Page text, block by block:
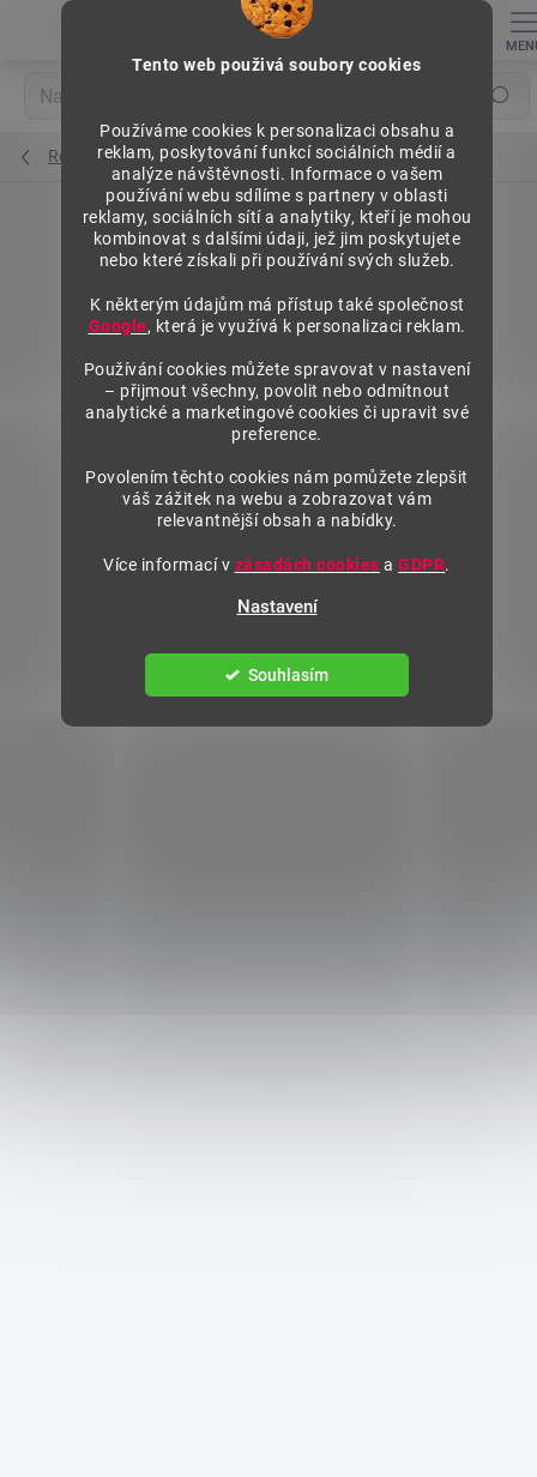
Tento web použivá soubory cookies
Používáme cookies k personalizaci obsahu a
reklam, poskytování funkcí sociálních médií a
analýze návštěvnosti. Informace o vašem
používání webu sdílíme s partnery v oblasti
reklamy, sociálních sítí a analytiky, kteří je mohou
kombinovat s dalšími údaji, jež jim poskytujete
nebo které získali při používání svých služeb.
K některým údajům má přístup také společnost
Google, která je využívá k personalizaci reklam.
Používání cookies můžete spravovat v nastavení
– přijmout všechny, povolit nebo odmítnout
analytické a marketingové cookies či upravit své
preference.
Povolením těchto cookies nám pomůžete zlepšit
váš zážitek na webu a zobrazovat vám
relevantnější obsah a nabídky.
Více informací v zásadách cookies aGDPR.
Nastavení
Souhlasím
Hledat
Regály výška 1840 mm, základní moduly